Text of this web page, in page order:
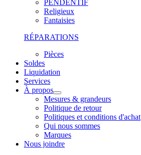
PENDENTIF
Religieux
Fantaisies
RÉPARATIONS
Pièces
Soldes
Liquidation
Services
À propos
Mesures & grandeurs
Politique de retour
Politiques et conditions d'achat
Qui nous sommes
Marques
Nous joindre